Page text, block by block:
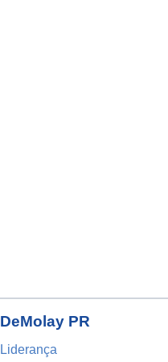
DeMolay PR
Liderança